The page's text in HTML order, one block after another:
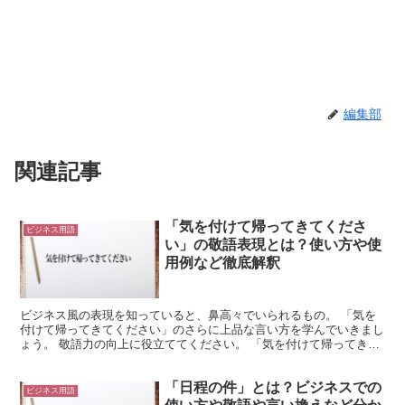
編集部
関連記事
ビジネス用語
「気を付けて帰ってきてくださ
い」の敬語表現とは？使い方や使
用例など徹底解釈
ビジネス風の表現を知っていると、鼻高々でいられるもの。 「気を
付けて帰ってきてください」のさらに上品な言い方を学んでいきまし
ょう。 敬語力の向上に役立ててください。 「気を付けて帰ってきて
ビジネス用語
「日程の件」とは？ビジネスでの